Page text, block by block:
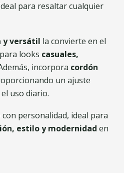
para resaltar cualquier
y versátil la convierte en el
looks casuales,
incorpora cordón
un ajuste
uso diario.
personalidad, ideal para
estilo y modernidad en